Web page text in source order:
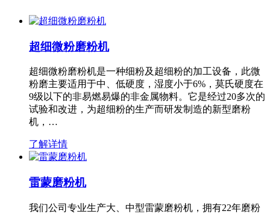
超细微粉磨粉机
超细微粉磨粉机是一种细粉及超细粉的加工设备，此微
粉磨主要适用于中、低硬度，湿度小于6%，莫氏硬度在
9级以下的非易燃易爆的非金属物料。它是经过20多次的
试验和改进，为超细粉的生产而研发制造的新型磨粉
机，…
了解详情
雷蒙磨粉机
我们公司专业生产大、中型雷蒙磨粉机，拥有22年磨粉